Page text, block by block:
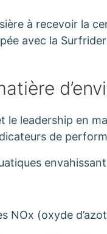
à recevoir la
avec la
le leadership en
de
NOx (oxyde